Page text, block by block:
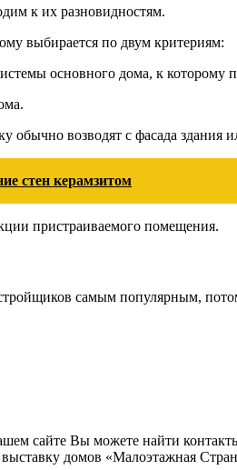
к их разновидностям.
выбирается по двум критериям:
основного дома, к которому
обычно возводят с фасада здания
стен керамзитом
пристраиваемого помещения.
самым популярным,
сайте Вы можете найти
домов «Малоэтажная